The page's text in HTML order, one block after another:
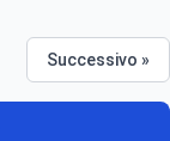
Successivo »